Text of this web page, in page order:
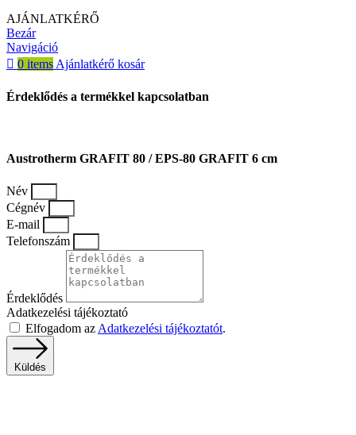
AJÁNLATKÉRŐ
Bezár
Navigáció
0 itemsAjánlatkérő kosár
Érdeklődés a termékkel kapcsolatban
Austrotherm GRAFIT 80 / EPS-80 GRAFIT 6 cm
Név
Cégnév
E-mail
Telefonszám
Érdeklődés
Adatkezelési tájékoztató
Elfogadom az Adatkezelési tájékoztatót.
Küldés